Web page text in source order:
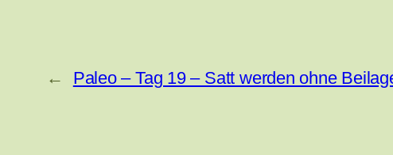
← Paleo – Tag 19 – Satt werden ohne